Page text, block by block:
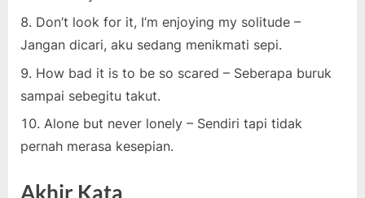
Don’t look for it, I’m enjoying my solitude –
Jangan dicari, aku sedang menikmati sepi.
How bad it is to be so scared – Seberapa buruk
sampai sebegitu takut.
Alone but never lonely – Sendiri tapi tidak
pernah merasa kesepian.
Akhir Kata